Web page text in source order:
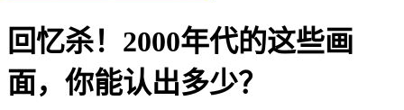
回忆杀！2000年代的这些画
面，你能认出多少？